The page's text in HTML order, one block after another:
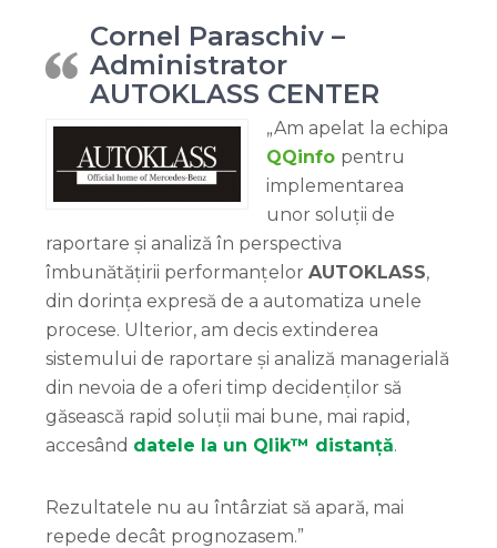
Cornel Paraschiv –
Administrator
AUTOKLASS CENTER
„Am apelat la echipa
QQinfo pentru
implementarea
unor soluții de
raportare și analiză în perspectiva
îmbunătățirii performanțelor AUTOKLASS,
din dorința expresă de a automatiza unele
procese. Ulterior, am decis extinderea
sistemului de raportare și analiză managerială
din nevoia de a oferi timp decidenților să
găsească rapid soluții mai bune, mai rapid,
accesând datele la un Qlik™ distanță.
Rezultatele nu au întârziat să apară, mai
repede decât prognozasem.”